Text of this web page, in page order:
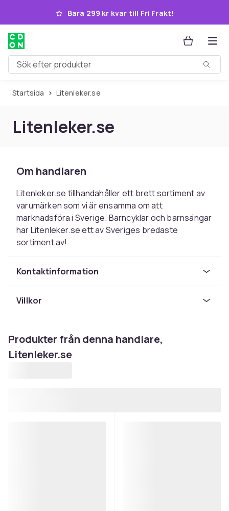
Hoppa till huvudinnehållet
Bara 299 kr kvar till Fri Frakt!
Sök efter produkter
Startsida Litenleker.se
Litenleker.se
Om handlaren
Litenleker.se tillhandahåller ett brett sortiment av
varumärken som vi är ensamma om att
marknadsföra i Sverige. Barncyklar och barnsängar
har Litenleker.se ett av Sveriges bredaste
sortiment av!
Kontaktinformation
Villkor
Produkter från denna handlare,
Litenleker.se